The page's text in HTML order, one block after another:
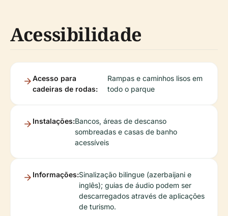
Acessibilidade
Acesso para
cadeiras de rodas:
Rampas e caminhos lisos em
todo o parque
Instalações:Bancos, áreas de descanso
sombreadas e casas de banho
acessíveis
Informações:Sinalização bilingue (azerbaijani e
inglês); guias de áudio podem ser
descarregados através de aplicações
de turismo.